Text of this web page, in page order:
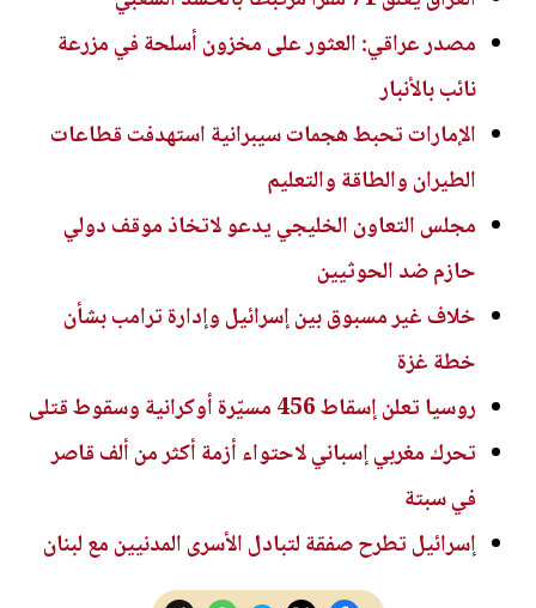
مصدر عراقي: العثور على مخزون أسلحة في مزرعة
نائب بالأنبار
الإمارات تحبط هجمات سيبرانية استهدفت قطاعات
الطيران والطاقة والتعليم
مجلس التعاون الخليجي يدعو لاتخاذ موقف دولي
حازم ضد الحوثيين
خلاف غير مسبوق بين إسرائيل وإدارة ترامب بشأن
خطة غزة
روسيا تعلن إسقاط 456 مسيّرة أوكرانية وسقوط قتلى
تحرك مغربي إسباني لاحتواء أزمة أكثر من ألف قاصر
في سبتة
إسرائيل تطرح صفقة لتبادل الأسرى المدنيين مع لبنان